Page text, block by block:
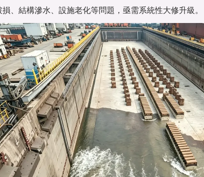
損、結構滲水、設施老化等問題，亟需系統性大修升級。